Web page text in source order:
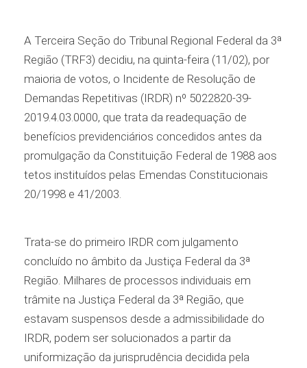
A Terceira Seção do Tribunal Regional Federal da 3ª
Região (TRF3) decidiu, na quinta-feira (11/02), por
maioria de votos, o Incidente de Resolução de
Demandas Repetitivas (IRDR) nº 5022820-39-
2019.4.03.0000, que trata da readequação de
benefícios previdenciários concedidos antes da
promulgação da Constituição Federal de 1988 aos
tetos instituídos pelas Emendas Constitucionais
20/1998 e 41/2003.
Trata-se do primeiro IRDR com julgamento
concluído no âmbito da Justiça Federal da 3ª
Região. Milhares de processos individuais em
trâmite na Justiça Federal da 3ª Região, que
estavam suspensos desde a admissibilidade do
IRDR, podem ser solucionados a partir da
uniformização da jurisprudência decidida pela